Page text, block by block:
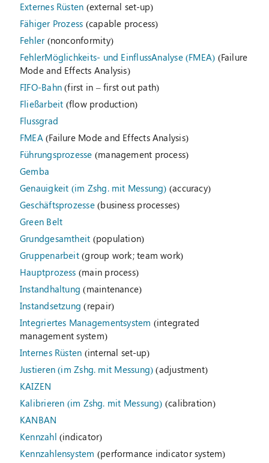
Externes Rüsten (external set-up)
Fähiger Prozess (capable process)
Fehler(nonconformity)
FehlerMöglichkeits- und EinflussAnalyse (FMEA) (Failure
Mode and Effects Analysis)
FIFO-Bahn (first in – first out path)
Fließarbeit (flow production)
Flussgrad
FMEA(Failure Mode and Effects Analysis)
Führungsprozesse (management process)
Gemba
Genauigkeit (im Zshg. mit Messung) (accuracy)
Geschäftsprozesse(business processes)
Green Belt
Grundgesamtheit (population)
Gruppenarbeit(group work; team work)
Hauptprozess (main process)
Instandhaltung (maintenance)
Instandsetzung (repair)
Integriertes Managementsystem (integrated
management system)
Internes Rüsten (internal set-up)
Justieren (im Zshg. mit Messung) (adjustment)
KAIZEN
Kalibrieren (im Zshg. mit Messung) (calibration)
KANBAN
Kennzahl (indicator)
Kennzahlensystem (performance indicator system)